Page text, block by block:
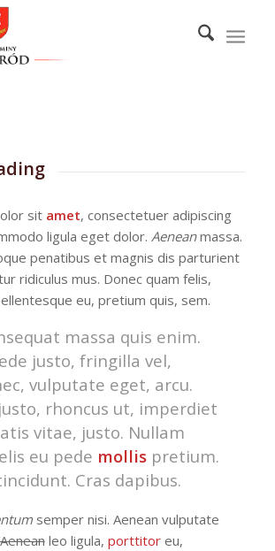
sit amet, consectetuer adipiscing
ligula eget dolor. Aeneanmassa.
penatibus et magnis dis parturient
ridiculus mus. Donec quam felis,
eu, pretium quis, sem.
massa quis enim.
justo, fringilla vel,
vulputate eget, arcu.
rhoncus ut, imperdiet
vitae, justo. Nullam
eu pede mollispretium.
Cras dapibus.
semper nisi. Aenean vulputate
Aeneanleo ligula, porttitoreu,